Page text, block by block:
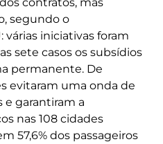
segundo o
iniciativas foram
sete casos os subsídios
permanente. De
evitaram uma onda de
e garantiram a
nas 108 cidades
57,6% dos passageiros